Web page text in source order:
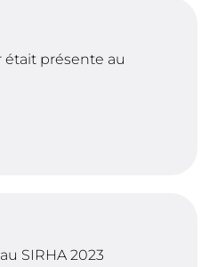
était présente au
SIRHA 2023